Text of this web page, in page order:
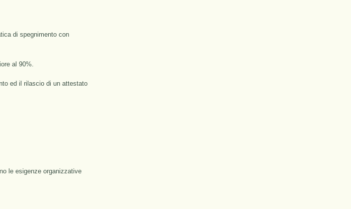
di spegnimento con
al 90%.
ed il rilascio di un attestato
le esigenze organizzative